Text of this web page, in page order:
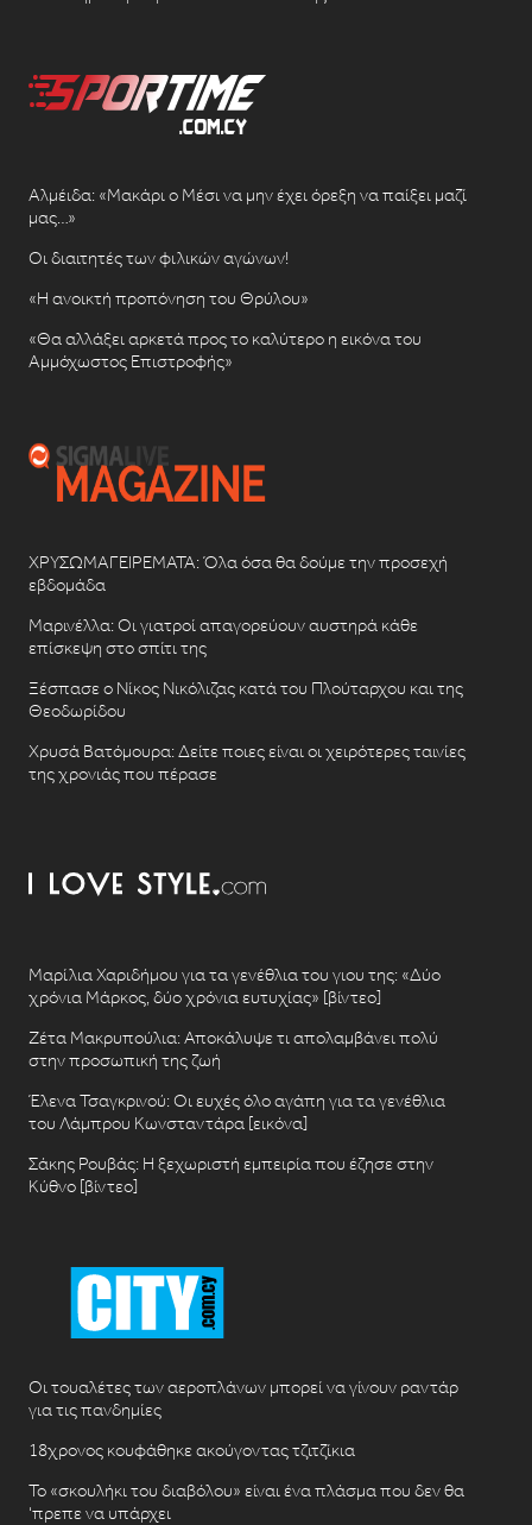
Αλμέιδα: «Μακάρι ο Μέσι να μην έχει όρεξη να παίξει μαζί
μας…»
Οι διαιτητές των φιλικών αγώνων!
«Η ανοικτή προπόνηση του Θρύλου»
«Θα αλλάξει αρκετά προς το καλύτερο η εικόνα του
Αμμόχωστος Επιστροφής»
ΧΡΥΣΩΜΑΓΕΙΡΕΜΑΤΑ: Όλα όσα θα δούμε την προσεχή
εβδομάδα
Μαρινέλλα: Οι γιατροί απαγορεύουν αυστηρά κάθε
επίσκεψη στο σπίτι της
Ξέσπασε ο Νίκος Νικόλιζας κατά του Πλούταρχου και της
Θεοδωρίδου
Χρυσά Βατόμουρα: Δείτε ποιες είναι οι χειρότερες ταινίες
της χρονιάς που πέρασε
Μαρίλια Χαριδήμου για τα γενέθλια του γιου της: «Δύο
χρόνια Μάρκος, δύο χρόνια ευτυχίας» [βίντεο]
Ζέτα Μακρυπούλια: Αποκάλυψε τι απολαμβάνει πολύ
στην προσωπική της ζωή
Έλενα Τσαγκρινού: Οι ευχές όλο αγάπη για τα γενέθλια
του Λάμπρου Κωνσταντάρα [εικόνα]
Σάκης Ρουβάς: Η ξεχωριστή εμπειρία που έζησε στην
Κύθνο [βίντεο]
Οι τουαλέτες των αεροπλάνων μπορεί να γίνουν ραντάρ
για τις πανδημίες
18χρονος κουφάθηκε ακούγοντας τζιτζίκια
Το «σκουλήκι του διαβόλου» είναι ένα πλάσμα που δεν θα
‘πρεπε να υπάρχει